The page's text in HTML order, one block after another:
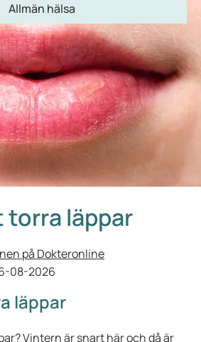
Allmän hälsa
torra läppar
på Dokteronline
08-2026
läppar
Vintern är snart här och då är